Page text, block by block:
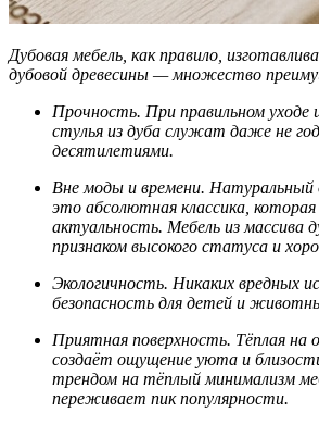
Дубовая мебель, как правило,
дубовой древесины — множество
Прочность. При правильном
стулья из дуба служат даже не
десятилетиями.
Вне моды и времени. Натуральный
это абсолютная классика,
актуальность. Мебель из массива
признаком высокого статуса и
Экологичность. Никаких вредных
безопасность для детей и
Приятная поверхность. Тёплая на
создаёт ощущение уюта и
трендом на тёплый минимализм
переживает пик популярности.